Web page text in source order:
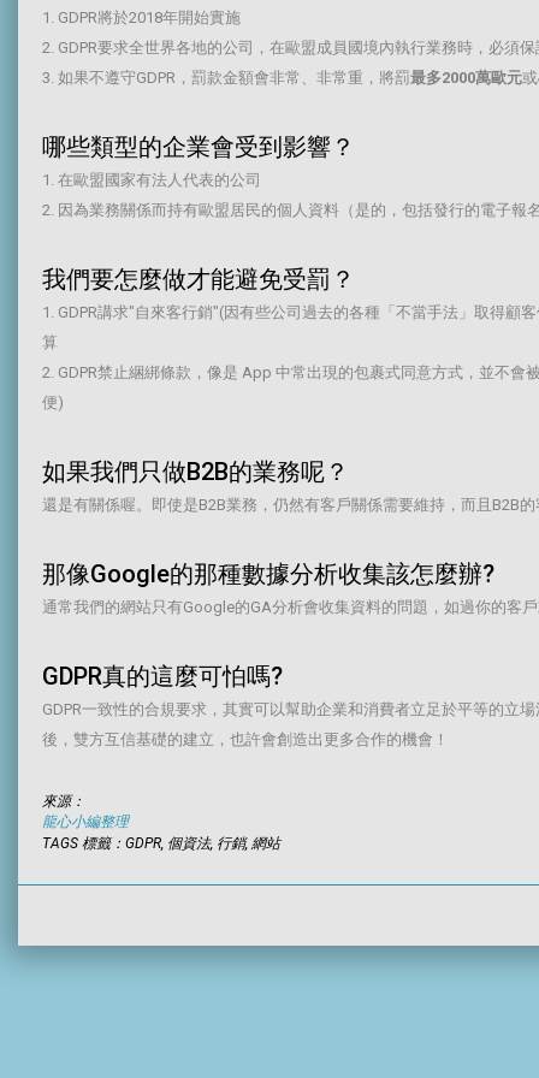
1. GDPR將於2018年開始實施
2. GDPR要求全世界各地的公司，在歐盟成員國境內執行業務時，必須
3. 如果不遵守GDPR，罰款金額會非常、非常重，將罰最多2000萬歐元或
哪些類型的企業會受到影響？
1. 在歐盟國家有法人代表的公司
2. 因為業務關係而持有歐盟居民的個人資料（是的，包括發行的電子報
我們要怎麼做才能避免受罰？
1. GDPR講求"自來客行銷"(因有些公司過去的各種「不當手法」取得
算
2. GDPR禁止綑綁條款，像是 App 中常出現的包裹式同意方式，並不
便)
如果我們只做B2B的業務呢？
還是有關係喔。即使是B2B業務，仍然有客戶關係需要維持，而且B2B
那像Google的那種數據分析收集該怎麼辦?
通常我們的網站只有Google的GA分析會收集資料的問題，如過你的客
GDPR真的這麼可怕嗎?
GDPR一致性的合規要求，其實可以幫助企業和消費者立足於平等的立
後，雙方互信基礎的建立，也許會創造出更多合作的機會！
來源：
龍心小編整理
TAGS 標籤：GDPR, 個資法, 行銷, 網站